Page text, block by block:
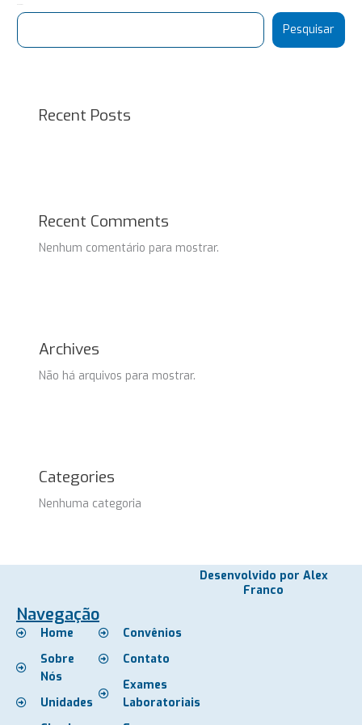
Pesquisar
Recent Posts
Recent Comments
Nenhum comentário para mostrar.
Archives
Não há arquivos para mostrar.
Categories
Nenhuma categoria
Navegação
Home
Sobre
Nós
Unidades
Convênios
Contato
Exames
Laboratoriais
Desenvolvido por Alex
Franco